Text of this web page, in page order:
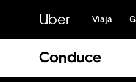
contenido
principal
Uber Viaja
Conduce